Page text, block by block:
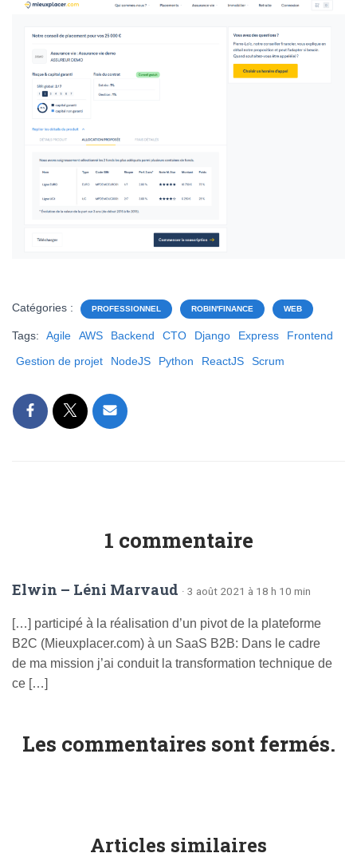
Catégories : PROFESSIONNEL ROBIN'FINANCE WEB
Tags: Agile AWS Backend CTO Django Express
Frontend
Gestion de projet
NodeJS Python ReactJS Scrum
1 commentaire
Elwin – Léni Marvaud · 3 août 2021 à 18 h 10 min
[…] participé à la réalisation d’un pivot de la plateforme
B2C (Mieuxplacer.com) à un SaaS B2B: Dans le cadre
de ma mission j’ai conduit la transformation technique de
ce […]
Les commentaires sont fermés.
Articles similaires